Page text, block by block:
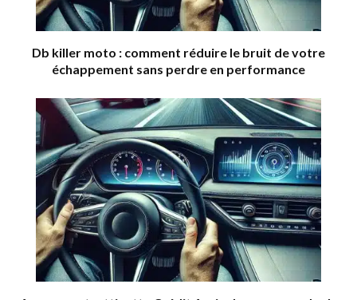
Db killer moto : comment réduire le bruit de votre
échappement sans perdre en performance